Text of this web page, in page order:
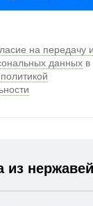
на передачу и
данных в
политикой
из